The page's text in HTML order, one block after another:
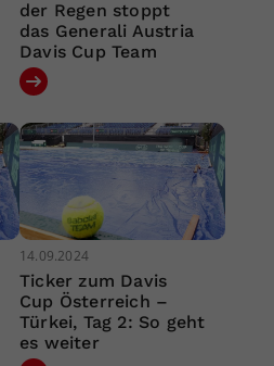
der Regen stoppt
das Generali Austria
Davis Cup Team
14.09.2024
Ticker zum Davis
Cup Österreich –
Türkei, Tag 2: So geht
es weiter